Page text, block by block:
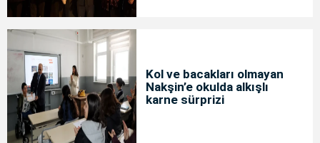
Kol ve bacakları olmayan
Nakşin’e okulda alkışlı
karne sürprizi